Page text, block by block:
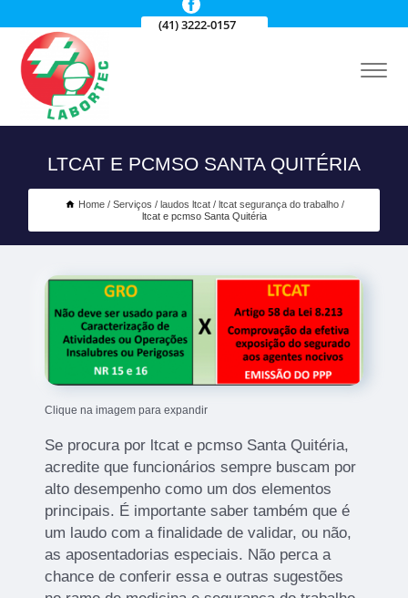
(41) 3222-0157
LTCAT E PCMSO SANTA QUITÉRIA
Home Serviços laudos ltcat
ltcat segurança do trabalho
ltcat e pcmso Santa Quitéria
Clique na imagem para expandir
Se procura por ltcat e pcmso Santa Quitéria,
acredite que funcionários sempre buscam por
alto desempenho como um dos elementos
principais. É importante saber também que é
um laudo com a finalidade de validar, ou não,
as aposentadorias especiais. Não perca a
chance de conferir essa e outras sugestões